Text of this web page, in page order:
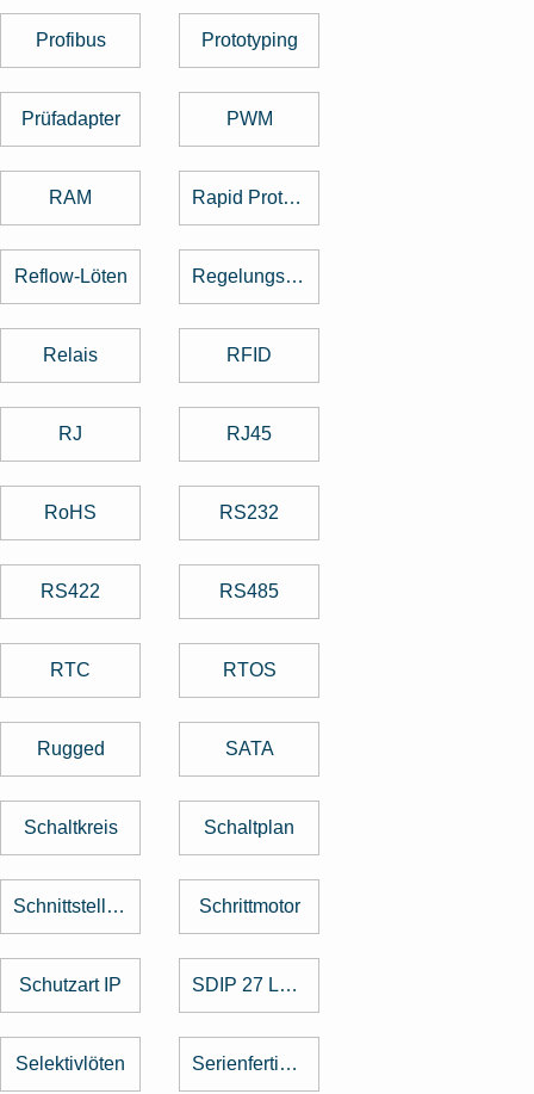
Profibus Prototyping
Prüfadapter PWM
RAM Rapid Prototyping
Reflow-Löten Regelungstechnik
Relais RFID
RJ RJ45
RoHS RS232
RS422 RS485
RTC RTOS
Rugged SATA
Schaltkreis Schaltplan
Schnittstellenkarte Schrittmotor
Schutzart IP SDIP 27 Level
Selektivlöten Serienfertigung